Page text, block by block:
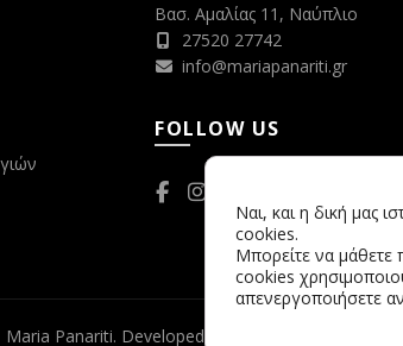
Βασ. Αμαλίας 11, Ναύπλιο
27520 27742
info@mariapanariti.gr
FOLLOW US
Panariti. Developed by
Ναι, και η δική μας
cookies.
Μπορείτε να μάθετε
cookies
απενεργοποιήσετε